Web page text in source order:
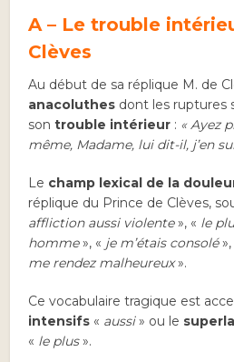
A – Le trouble
Clèves
Au début de sa réplique M. de
anacoluthes dont les ruptures
sontrouble intérieur : « Ayez
même, Madame, lui dit-il, j’en
Le champ lexical de la
réplique du Prince de Clèves,
affliction aussi violente», « le
homme», « je m’étais consolé»,
me rendez malheureux».
Ce vocabulaire tragique est
intensifs « aussi» ou le
« le plus».